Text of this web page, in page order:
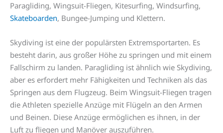
Paragliding, Wingsuit-Fliegen, Kitesurfing, Windsurfing,
Skateboarden, Bungee-Jumping und Klettern.
Skydiving ist eine der populärsten Extremsportarten. Es
besteht darin, aus großer Höhe zu springen und mit einem
Fallschirm zu landen. Paragliding ist ähnlich wie Skydiving,
aber es erfordert mehr Fähigkeiten und Techniken als das
Springen aus dem Flugzeug. Beim Wingsuit-Fliegen tragen
die Athleten spezielle Anzüge mit Flügeln an den Armen
und Beinen. Diese Anzüge ermöglichen es ihnen, in der
Luft zu fliegen und Manöver auszuführen.